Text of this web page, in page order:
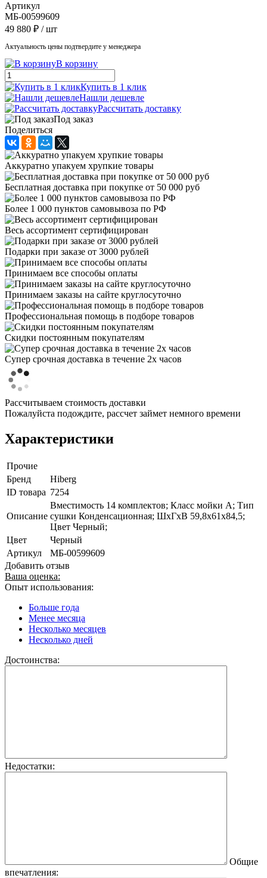
Артикул
МБ-00599609
49 880 ₽ / шт
Актуальность цены подтвердите у менеджера
В корзину
Купить в 1 клик
Нашли дешевле
Рассчитать доставку
Под заказ
Поделиться
Аккуратно упакуем хрупкие товары
Бесплатная доставка при покупке от 50 000 руб
Более 1 000 пунктов самовывоза по РФ
Весь ассортимент сертифицирован
Подарки при заказе от 3000 рублей
Принимаем все способы оплаты
Принимаем заказы на сайте круглосуточно
Профессиональная помощь в подборе товаров
Скидки постоянным покупателям
Супер срочная доставка в течение 2х часов
Рассчитываем стоимость доставки
Пожалуйста подождите, рассчет займет немного времени
Характеристики
Прочие
Бренд
Hiberg
ID товара 7254
Описание
Вместимость 14 комплектов; Класс мойки A; Тип
сушки Конденсационная; ШхГхВ 59,8х61х84,5;
Цвет Черный;
Цвет
Черный
Артикул
МБ-00599609
Добавить отзыв
Ваша оценка:
Опыт использования:
Больше года
Менее месяца
Несколько месяцев
Несколько дней
Достоинства:
Недостатки:
Общие
впечатления: